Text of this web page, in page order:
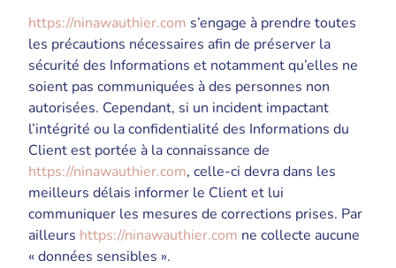
https://ninawauthier.com s’engage à prendre toutes
les précautions nécessaires afin de préserver la
sécurité des Informations et notamment qu’elles ne
soient pas communiquées à des personnes non
autorisées. Cependant, si un incident impactant
l’intégrité ou la confidentialité des Informations du
Client est portée à la connaissance de
https://ninawauthier.com, celle-ci devra dans les
meilleurs délais informer le Client et lui
communiquer les mesures de corrections prises. Par
ailleurs https://ninawauthier.com ne collecte aucune
« données sensibles ».